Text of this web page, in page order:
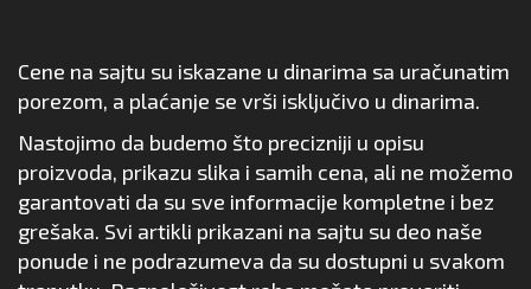
Cene na sajtu su iskazane u dinarima sa uračunatim
porezom, a plaćanje se vrši isključivo u dinarima.
Nastojimo da budemo što precizniji u opisu
proizvoda, prikazu slika i samih cena, ali ne možemo
garantovati da su sve informacije kompletne i bez
grešaka. Svi artikli prikazani na sajtu su deo naše
ponude i ne podrazumeva da su dostupni u svakom